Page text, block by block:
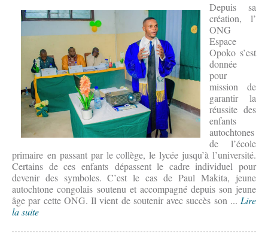
Depuis sa
création, l’
ONG
Espace
Opoko s’est
donnée
pour
mission de
garantir la
réussite des
enfants
autochtones
de l’école
primaire en passant par le collège, le lycée jusqu’à l’université.
Certains de ces enfants dépassent le cadre individuel pour
devenir des symboles. C’est le cas de Paul Makita, jeune
autochtone congolais soutenu et accompagné depuis son jeune
âge par cette ONG. Il vient de soutenir avec succès son ... Lire
la suite